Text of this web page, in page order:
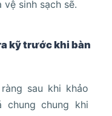
sinh sạch sẽ.
kỹ trước khi bàn
sau khi khảo
chung khi